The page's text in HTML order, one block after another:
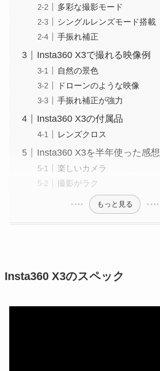
多彩な撮影モード
シングルレンズモード搭載
手振れ補正
Insta360 X3で撮れる映像例
自然の景色
ドローンのような映像
手振れ補正が強力
Insta360 X3の付属品
レンズクロス
Insta360 X3を半年使った感想
楽しいカメラ
撮影がラク
もっと見る
Insta360 X3のスペック